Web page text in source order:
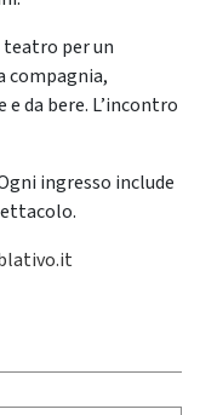
per un
compagnia,
da bere. L’incontro
ingresso include